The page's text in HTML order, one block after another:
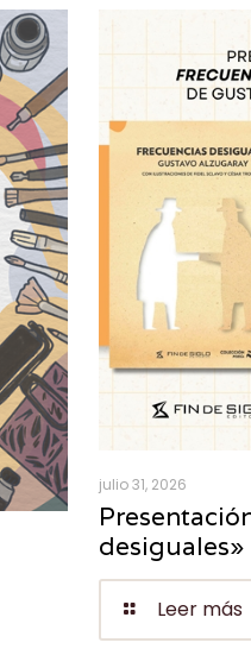
julio 31, 2026
desiguales»
Leer más